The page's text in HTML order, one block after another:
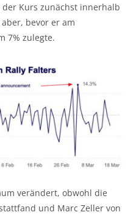
Kurs zunächst innerhalb
bevor er am
7% zulegte.
verändert, obwohl die
und Marc Zeller von